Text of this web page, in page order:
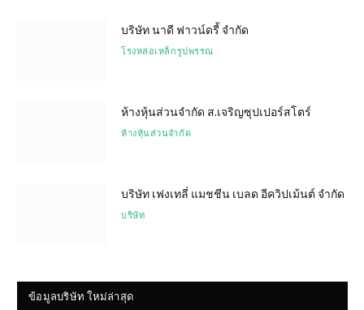
บริษัท นาดี ฟาวน์ดรี้ จำกัด
โรงหล่อเหล็กรูปพรรณ
ห้างหุ้นส่วนจำกัด ส.เจริญซุปเปอร์สโตร์
ห้างหุ้นส่วนจำกัด
บริษัท เฟงเทลี่ แมชชีน เบลด อีควิปเม้นต์ จำกัด
บริษัท
ข้อมูลบริษัท ใหม่ล่าสุด